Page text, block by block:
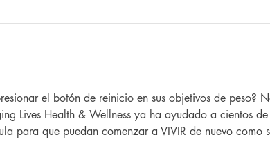
el botón de reinicio en sus objetivos de peso?
Lives Health & Wellness ya ha ayudado a cientos
para que puedan comenzar a VIVIR de nuevo como